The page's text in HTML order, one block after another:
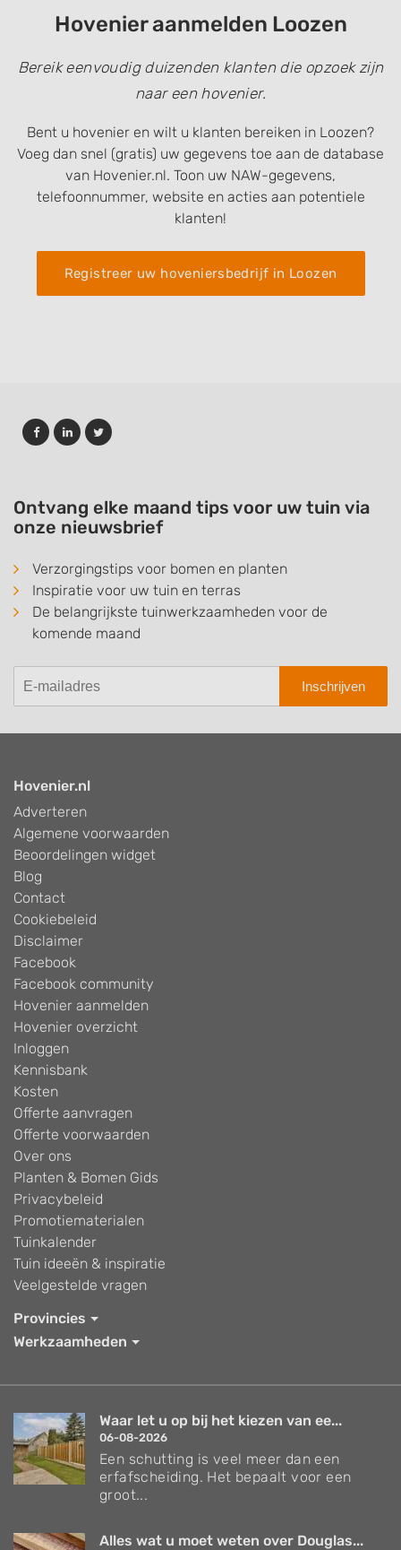
Hovenier aanmelden Loozen
Bereik eenvoudig duizenden klanten die opzoek zijn
naar een hovenier.
Bent u hovenier en wilt u klanten bereiken in Loozen?
Voeg dan snel (gratis) uw gegevens toe aan de database
van Hovenier.nl. Toon uw NAW-gegevens,
telefoonnummer, website en acties aan potentiele
klanten!
Registreer uw hoveniersbedrijf in Loozen
Ontvang elke maand tips voor uw tuin via
onze nieuwsbrief
Verzorgingstips voor bomen en planten
Inspiratie voor uw tuin en terras
De belangrijkste tuinwerkzaamheden voor de
komende maand
Inschrijven
Hovenier.nl
Adverteren
Algemene voorwaarden
Beoordelingen widget
Blog
Contact
Cookiebeleid
Disclaimer
Facebook
Facebook community
Hovenier aanmelden
Hovenier overzicht
Inloggen
Kennisbank
Kosten
Offerte aanvragen
Offerte voorwaarden
Over ons
Planten & Bomen Gids
Privacybeleid
Promotiematerialen
Tuinkalender
Tuin ideeën & inspiratie
Veelgestelde vragen
Provincies
Werkzaamheden
Waar let u op bij het kiezen van ee...
06-08-2026
Een schutting is veel meer dan een
erfafscheiding. Het bepaalt voor een
groot...
Alles wat u moet weten over Douglas...